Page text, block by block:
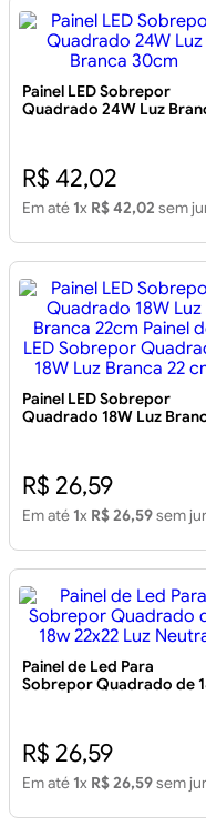
Painel LED Sobrepor
Quadrado 24W Luz
R$ 42,02
Em até 1x R$ 42,02 sem
Painel LED Sobrepor
Quadrado 18W Luz
Luz Branca 22 cm
R$ 26,59
Em até 1x R$ 26,59sem
Painel de Led Para
Sobrepor Quadrado de
R$ 26,59
Em até 1x R$ 26,59sem